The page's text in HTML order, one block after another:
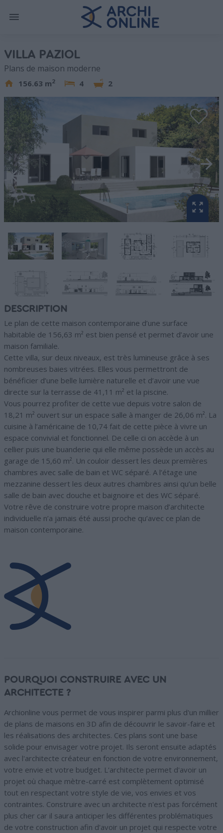
VILLA PAZIOL
Plans de maison moderne
156.63 m2 4 2
DESCRIPTION
Le plan de cette maison contemporaine d’une surface
habitable de 156,63 m² est bien pensé et permet d’avoir une
maison familiale.
Cette villa, sur deux niveaux, est très lumineuse grâce à ses
nombreuses baies vitrées. Elles vous permettront de
bénéficier d’une belle lumière naturelle et d’avoir une vue
directe sur la terrasse de 41,11 m² et la piscine.
Vous pourrez profiter de cette vue depuis votre salon de
18,21 m² ouvert sur un espace salle à manger de 26,06 m². La
cuisine à l’américaine de 10,74 fait de cette pièce à vivre un
espace convivial et fonctionnel. De celle ci on accède à un
cellier puis une buanderie qui elle même possède un accès au
garage de 15,60 m². Un couloir dessert les deux premières
chambres avec salle de bain et WC séparé. A l’étage une
mezzanine dessert les deux autres chambres ainsi qu’un belle
salle de bain avec douche et baignoire et des WC séparé.
Votre rêve de construire votre propre maison d’architecte
individuelle n’a jamais été aussi proche qu’avec ce plan de
maison contemporaine.
POURQUOI CONSTRUIRE AVEC UN
ARCHITECTE ?
Archionline vous permet de vous inspirer parmi plus d'un millier
de plans de maisons en 3D afin de découvrir le savoir-faire et
les réalisations des architectes. Ces plans sont une base
solide pour envisager votre projet. Ils seront ensuite adaptés
avec l'architecte créateur en fonction de votre environnement,
votre envie et votre budget. L'architecte permet d'avoir un
projet où chaque mètre-carré est complètement optimisé
tout en respectant votre style de vie, vos envies et vos
contraintes. Construire avec un architecte n'est pas forcément
plus cher car il saura anticiper les différentes problématiques
de votre construction afin d'avoir un projet qui respecte votre